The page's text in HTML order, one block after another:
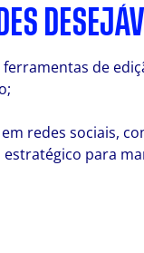
ferramentas de
redes sociais,
estratégico para